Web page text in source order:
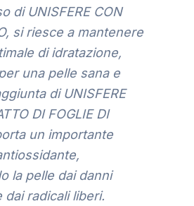
di UNISFERE CON
si riesce a mantenere
di idratazione,
una pelle sana e
di UNISFERE
DI FOGLIE DI
un importante
la pelle dai danni
dai radicali liberi.